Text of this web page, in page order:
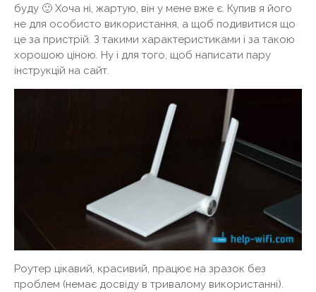
буду 🙂 Хоча ні, жартую, він у мене вже є. Купив я його
не для особисто використання, а щоб подивитися що
це за пристрій. З такими характеристиками і за такою
хорошою ціною. Ну і для того, щоб написати пару
інструкцій на сайт.
Роутер цікавий, красивий, працює на зразок без
проблем (немає досвіду в тривалому використанні).